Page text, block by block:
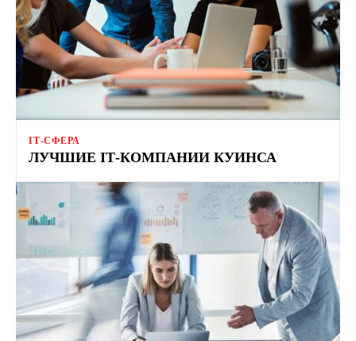
ІТ-СФЕРА
ЛУЧШИЕ ІТ-КОМПАНИИ КУИНСА